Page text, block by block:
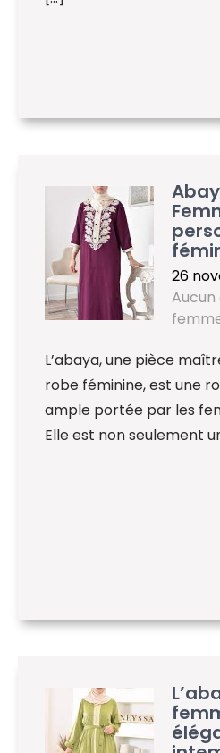
26
L’abaya, une pièce
robe féminine, est une
ample portée par les
Elle est non seulement